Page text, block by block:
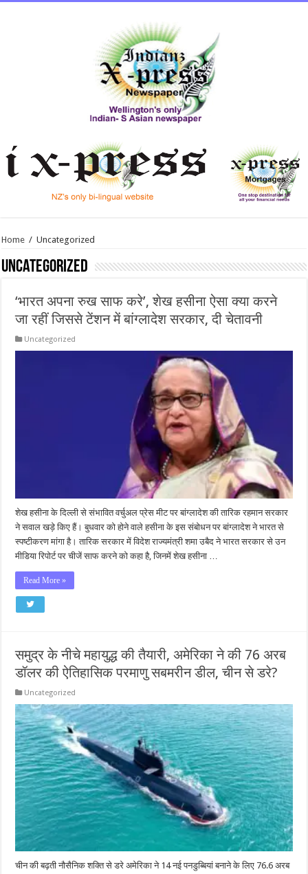
Home / Uncategorized
Uncategorized
‘भारत अपना रुख साफ करे’, शेख हसीना ऐसा क्‍या करने
जा रहीं ज‍िससे टेंशन में बांग्लादेश सरकार, दी चेतावनी
Uncategorized
शेख हसीना के दिल्ली से संभावित वर्चुअल प्रेस मीट पर बांग्लादेश की तारिक रहमान सरकार
ने सवाल खड़े किए हैं। बुधवार को होने वाले हसीना के इस संबोधन पर बांग्लादेश ने भारत से
स्पष्टीकरण मांगा है। तारिक सरकार में विदेश राज्यमंत्री शमा उबैद ने भारत सरकार से उन
मीडिया रिपोर्ट पर चीजें साफ करने को कहा है, जिनमें शेख हसीना …
Read More »
समुद्र के नीचे महायुद्ध की तैयारी, अमेरिका ने की 76 अरब
डॉलर की ऐतिहासिक परमाणु सबमरीन डील, चीन से डरे?
Uncategorized
चीन की बढ़ती नौसैनिक शक्ति से डरे अमेरिका ने 14 नई पनडुब्बियां बनाने के लिए 76.6 अरब